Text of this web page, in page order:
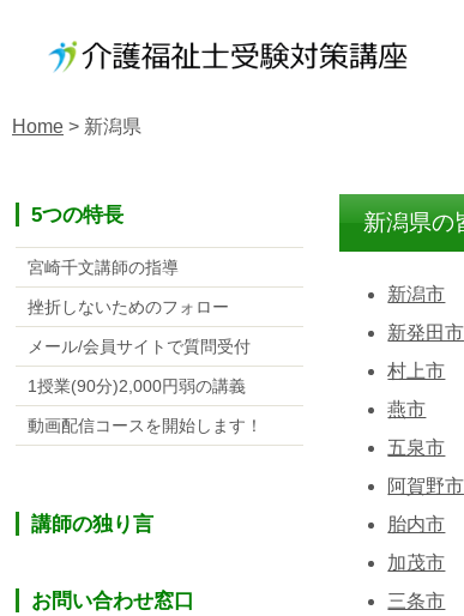
Home > 新潟県
新潟県の
新潟市
新発田市
村上市
燕市
五泉市
阿賀野市
胎内市
加茂市
三条市
5つの特長
宮崎千文講師の指導
挫折しないためのフォロー
メール/会員サイトで質問受付
1授業(90分)2,000円弱の講義
動画配信コースを開始します！
講師の独り言
お問い合わせ窓口